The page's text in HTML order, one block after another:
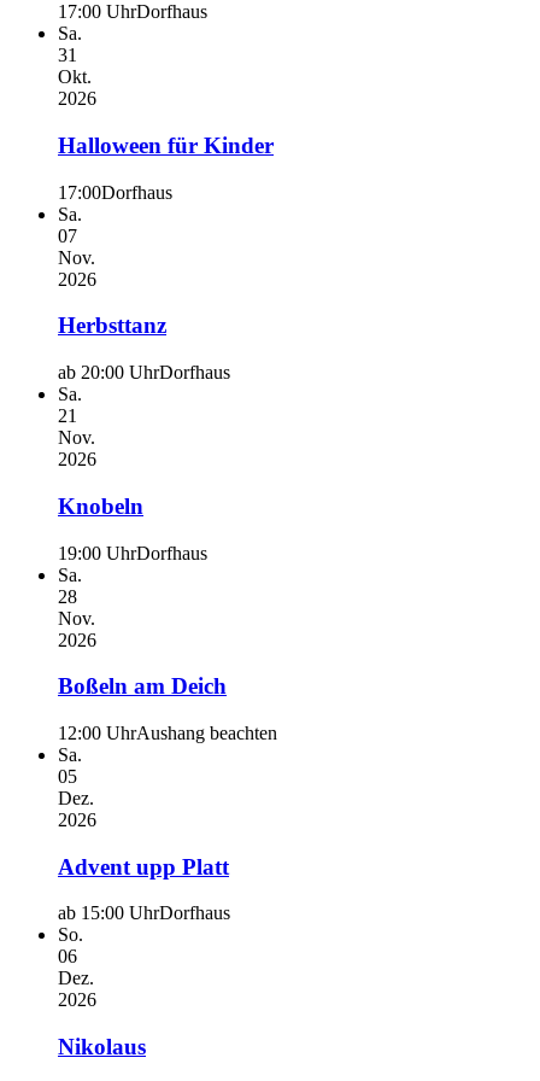
17:00 UhrDorfhaus
Sa.
31
Okt.
2026
Halloween für Kinder
17:00Dorfhaus
Sa.
07
Nov.
2026
Herbsttanz
ab 20:00 UhrDorfhaus
Sa.
21
Nov.
2026
Knobeln
19:00 UhrDorfhaus
Sa.
28
Nov.
2026
Boßeln am Deich
12:00 UhrAushang beachten
Sa.
05
Dez.
2026
Advent upp Platt
ab 15:00 UhrDorfhaus
So.
06
Dez.
2026
Nikolaus